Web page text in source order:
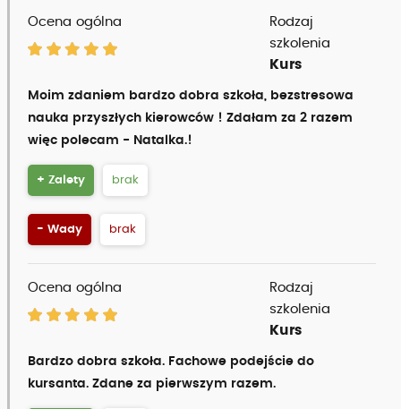
Ocena ogólna
Rodzaj
szkolenia
Kurs
Moim zdaniem bardzo dobra szkoła, bezstresowa
nauka przyszłych kierowców ! Zdałam za 2 razem
więc polecam - Natalka.!
+ Zalety brak
- Wady brak
Ocena ogólna
Rodzaj
szkolenia
Kurs
Bardzo dobra szkoła. Fachowe podejście do
kursanta. Zdane za pierwszym razem.